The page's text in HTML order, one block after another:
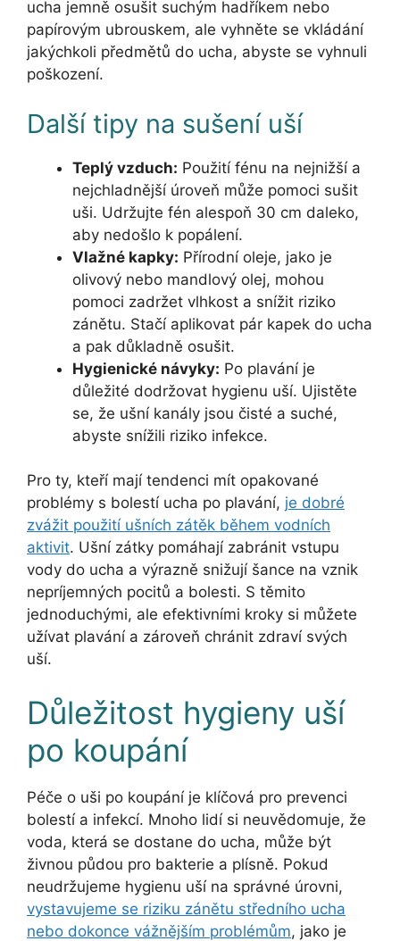
ucha jemně osušit suchým hadříkem nebo
papírovým ubrouskem, ale vyhněte se vkládání
jakýchkoli předmětů do ucha, abyste se vyhnuli
poškození.
Další tipy na sušení uší
Teplý vzduch: Použití fénu na nejnižší a
nejchladnější úroveň může pomoci sušit
uši. Udržujte fén alespoň 30 cm daleko,
aby nedošlo k popálení.
Vlažné kapky: Přírodní oleje, jako je
olivový nebo mandlový olej, mohou
pomoci zadržet vlhkost a snížit riziko
zánětu. Stačí aplikovat pár kapek do ucha
a pak důkladně osušit.
Hygienické návyky: Po plavání je
důležité dodržovat hygienu uší. Ujistěte
se, že ušní kanály jsou čisté a suché,
abyste snížili riziko infekce.
Pro ty, kteří mají tendenci mít opakované
problémy s bolestí ucha po plavání, je dobré
zvážit použití ušních zátěk během vodních
aktivit. Ušní zátky pomáhají zabránit vstupu
vody do ucha a výrazně snižují šance na vznik
nepríjemných pocitů a bolesti. S těmito
jednoduchými, ale efektivními kroky si můžete
užívat plavání a zároveň chránit zdraví svých
uší.
Důležitost hygieny uší
po koupání
Péče o uši po koupání je klíčová pro prevenci
bolestí a infekcí. Mnoho lidí si neuvědomuje, že
voda, která se dostane do ucha, může být
živnou půdou pro bakterie a plísně. Pokud
neudržujeme hygienu uší na správné úrovni,
vystavujeme se riziku zánětu středního ucha
nebo dokonce vážnějším problémům, jako je